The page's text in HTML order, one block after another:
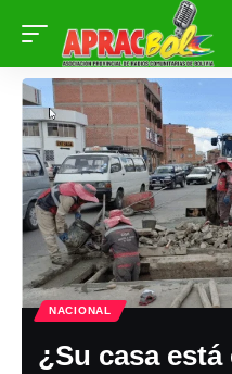
NACIONAL
¿Su casa está